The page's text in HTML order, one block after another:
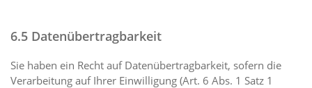
6.5 Datenübertragbarkeit
Sie haben ein Recht auf Datenübertragbarkeit, sofern die
Verarbeitung auf Ihrer Einwilligung (Art. 6 Abs. 1 Satz 1